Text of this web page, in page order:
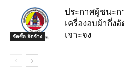
จัดซื้อ จัดจ้าง
ประกาศผู้ชนะก
เครื่องอบผ้ากึ่ง
เจาะจง